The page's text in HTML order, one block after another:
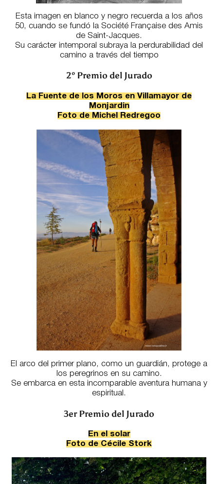
Esta imagen en blanco y negro recuerda a los años
50, cuando se fundó la Société Française des Amis
de Saint-Jacques.
Su carácter intemporal subraya la perdurabilidad del
camino a través del tiempo
2º Premio del Jurado
La Fuente de los Moros en Villamayor de
Monjardin
Foto de Michel Redregoo
El arco del primer plano, como un guardián, protege a
los peregrinos en su camino.
Se embarca en esta incomparable aventura humana y
espiritual.
3er Premio del Jurado
En el solar
Foto de Cécile Stork